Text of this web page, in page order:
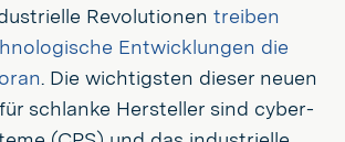
Revolutionen treiben
Entwicklungen die
. Die wichtigsten dieser neuen
schlanke Hersteller sind cyber-